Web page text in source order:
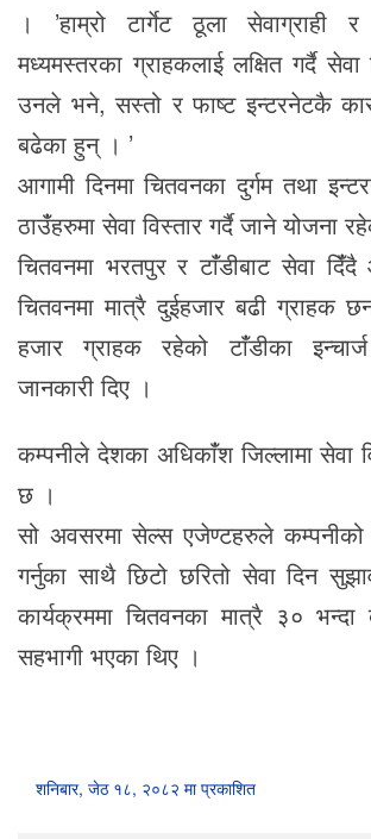
। ’हाम्रो टार्गेट ठूला सेवाग्राही
मध्यमस्तरका ग्राहकलाई लक्षित गर्दै
उनले भने, सस्तो र फाष्ट इन्टरनेटकै
बढेका हुन् । ’
आगामी दिनमा चितवनका दुर्गम तथा
ठाउंँहरुमा सेवा विस्तार गर्दै जाने योजना
चितवनमा भरतपुर र टांँडीबाट सेवा
चितवनमा मात्रै दुईहजार बढी ग्राहक
हजार ग्राहक रहेको टांँडीका
जानकारी दिए ।
कम्पनीले देशका अधिकांँश जिल्लामा सेवा
छ ।
सो अवसरमा सेल्स एजेण्टहरुले कम्पनीको
गर्नुका साथै छिटो छरितो सेवा दिन
कार्यक्रममा चितवनका मात्रै ३०
सहभागी भएका थिए ।
शनिबार, जेठ १८, २०८२ मा प्रकाशित